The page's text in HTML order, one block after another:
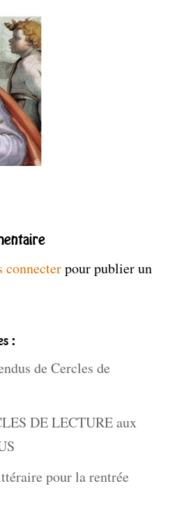
connecterpour publier un
:
de Cercles de
DE LECTURE aux
pour la rentrée